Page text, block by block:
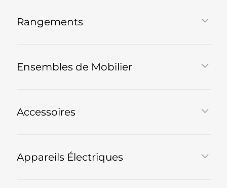
Rangements
Ensembles de Mobilier
Accessoires
Appareils Électriques